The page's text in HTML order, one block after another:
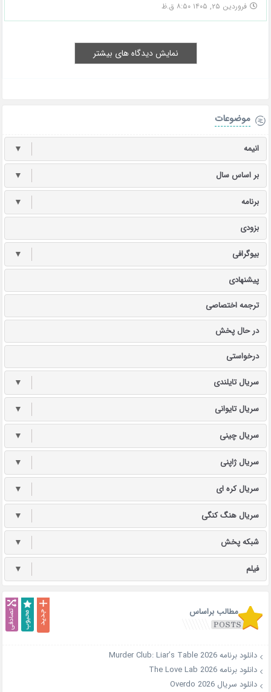
فروردین ۲۵, ۱۴۰۵ ۸:۵۰ ق.ظ
نمایش دیدگاه های بیشتر
موضوعات
انیمه ▼
بر اساس سال ▼
برنامه ▼
بزودی
بیوگرافی ▼
پیشنهادی
ترجمه اختصاصی
در حال پخش
درخواستی
سریال تایلندی ▼
سریال تایوانی ▼
سریال چینی ▼
سریال ژاپنی ▼
سریال کره ای ▼
سریال هنگ کنگی ▼
شبکه پخش ▼
فیلم ▼
مطالب براساس
دانلود برنامه Murder Club: Liar’s Table 2026
دانلود برنامه The Love Lab 2026
دانلود سریال Overdo 2026